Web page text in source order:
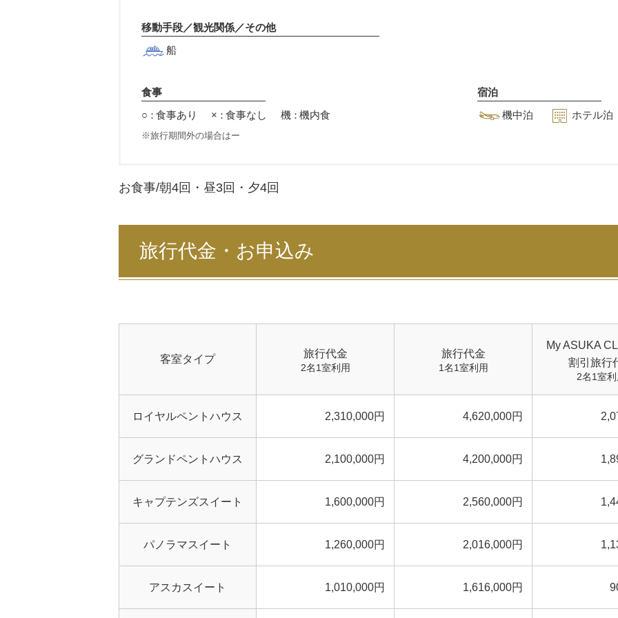
移動手段／観光関係／その他
船
食事
○： 食事あり ×： 食事なし 機： 機内食
旅行期間外の場合はー
宿泊
機中泊
ホテル泊
お食事/朝4回・昼3回・夕4回
旅行代金・お申込み
客室タイプ 旅行代金
2名1室利用
旅行代金
1名1室利用
My ASUKA
割引旅行
2名1室
ロイヤルペントハウス 2,310,000円 4,620,000円
グランドペントハウス 2,100,000円 4,200,000円
キャプテンズスイート 1,600,000円 2,560,000円
パノラマスイート 1,260,000円 2,016,000円
アスカスイート 1,010,000円 1,616,000円